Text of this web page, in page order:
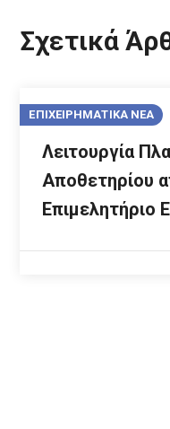
Σχετικά
ΕΠΙΧΕΙΡΗΜΑΤΙΚΑ ΝΕΑ
Λειτουργία
Αποθετηρίου
Επιμελητήριο